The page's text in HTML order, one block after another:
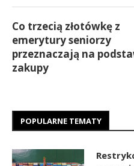
Co trzecią złotówkę z
emerytury seniorzy
przeznaczają na
zakupy
POPULARNE TEMATY